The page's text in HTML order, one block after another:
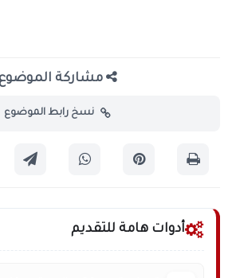
مشاركة
نسخ رابط الموضوع
أدوات هامة للتقديم